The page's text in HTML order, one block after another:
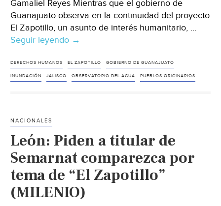
Gamaliel Reyes Mientras que el gobierno de
Guanajuato observa en la continuidad del proyecto
El Zapotillo, un asunto de interés humanitario, …
Seguir leyendo Guanajuato:
Zapotillo
no
fundamentales:
Observatorio
Ciudadano
del
Agua
(Soy
→
DERECHOS HUMANOS EL ZAPOTILLO GOBIERNO DE GUANAJUATO
INUNDACIÓN JALISCO OBSERVATORIO DEL AGUA PUEBLOS ORIGINARIOS
NACIONALES
León: Piden a titular de
Semarnat comparezca por
tema de “El Zapotillo”
(MILENIO)